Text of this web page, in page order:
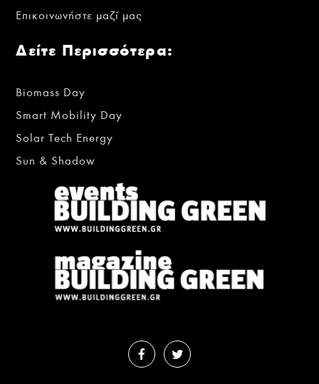
Επικοινωνήστε μαζί μας
Δείτε Περισσότερα:
Biomass Day
Smart Mobility Day
Solar Tech Energy
Sun & Shadow